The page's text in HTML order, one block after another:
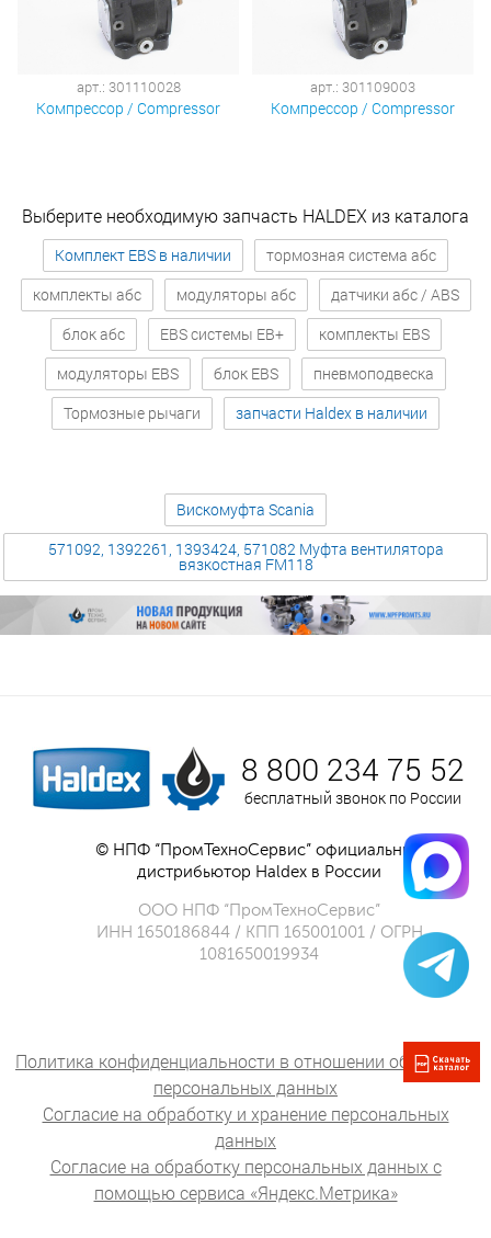
арт.: 301110028
Компрессор / Compressor
арт.: 301109003
Компрессор / Compressor
Выберите необходимую запчасть HALDEX из каталога
Комплект EBS в наличии
тормозная система абс
комплекты абс
модуляторы абс
датчики абс / ABS
блок абс
EBS системы EB+
комплекты EBS
модуляторы EBS
блок EBS
пневмоподвеска
Тормозные рычаги
запчасти Haldex в наличии
Вискомуфта Scania
571092, 1392261, 1393424, 571082 Муфта вентилятора
вязкостная FM118
8 800 234 75 52
бесплатный звонок по России
© НПФ “ПромТехноСервис” официальный
дистрибьютор Haldex в России
ООО НПФ “ПромТехноСервис”
ИНН 1650186844 / КПП 165001001 / ОГРН
1081650019934
Политика конфиденциальности в отношении обработки
персональных данных
Согласие на обработку и хранение персональных
данных
Согласие на обработку персональных данных с
помощью сервиса «Яндекс.Метрика»